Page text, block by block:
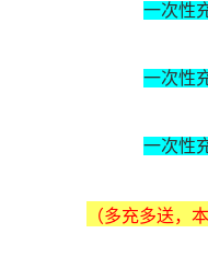
一次性
一次性
一次性
（多充多送，